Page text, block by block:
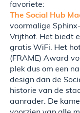
favoriete:
The Social Hub
voormalige
Vrijthof. Het biedt
gratis WiFi. Het
(FRAME) Award
plek dus om een
design dan de
historie van de
aanrader. De